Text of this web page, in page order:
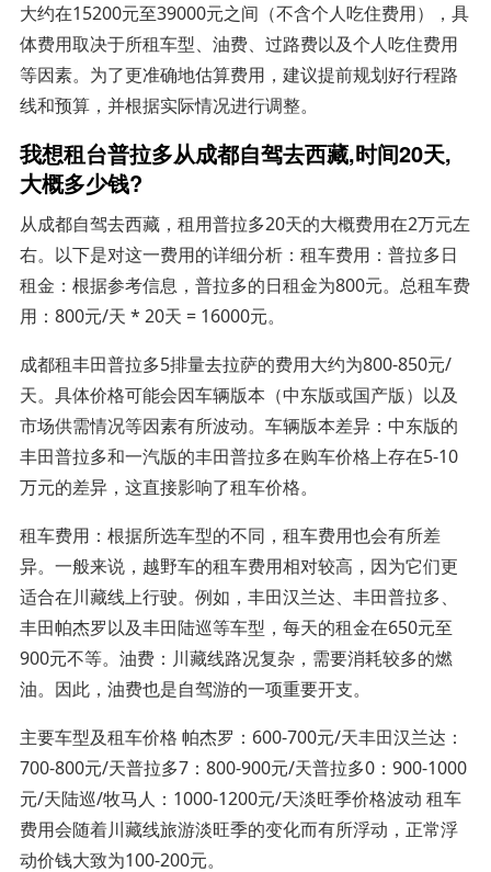
大约在15200元至39000元之间（不含个人吃住费用），具
体费用取决于所租车型、油费、过路费以及个人吃住费用
等因素。为了更准确地估算费用，建议提前规划好行程路
线和预算，并根据实际情况进行调整。
我想租台普拉多从成都自驾去西藏,时间20天,
大概多少钱?
从成都自驾去西藏，租用普拉多20天的大概费用在2万元左
右。以下是对这一费用的详细分析：租车费用：普拉多日
租金：根据参考信息，普拉多的日租金为800元。总租车费
用：800元/天 * 20天 = 16000元。
成都租丰田普拉多5排量去拉萨的费用大约为800-850元/
天。具体价格可能会因车辆版本（中东版或国产版）以及
市场供需情况等因素有所波动。车辆版本差异：中东版的
丰田普拉多和一汽版的丰田普拉多在购车价格上存在5-10
万元的差异，这直接影响了租车价格。
租车费用：根据所选车型的不同，租车费用也会有所差
异。一般来说，越野车的租车费用相对较高，因为它们更
适合在川藏线上行驶。例如，丰田汉兰达、丰田普拉多、
丰田帕杰罗以及丰田陆巡等车型，每天的租金在650元至
900元不等。油费：川藏线路况复杂，需要消耗较多的燃
油。因此，油费也是自驾游的一项重要开支。
主要车型及租车价格 帕杰罗：600-700元/天丰田汉兰达：
700-800元/天普拉多7：800-900元/天普拉多0：900-1000
元/天陆巡/牧马人：1000-1200元/天淡旺季价格波动 租车
费用会随着川藏线旅游淡旺季的变化而有所浮动，正常浮
动价钱大致为100-200元。